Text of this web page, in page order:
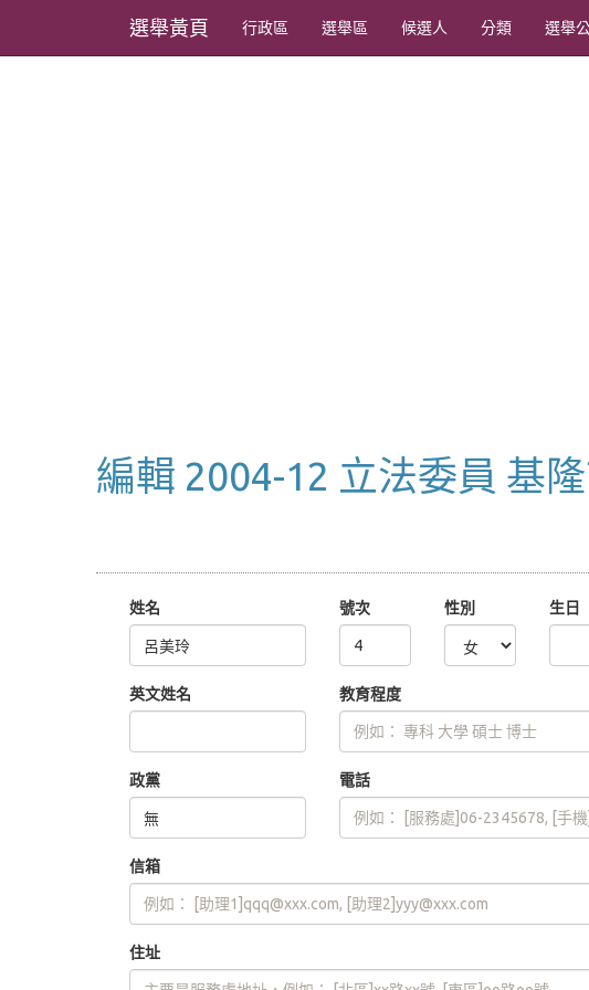
選舉黃頁 行政區 選舉區 候選人 分類 選舉
編輯 2004-12 立法委員 基
姓名 號次 性別 生日
英文姓名 教育程度
政黨 電話
信箱
住址